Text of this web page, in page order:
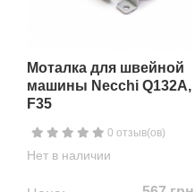
Моталка для швейной
машины Necchi Q132A,
F35
0 отзыв(ов)
Нет в наличии